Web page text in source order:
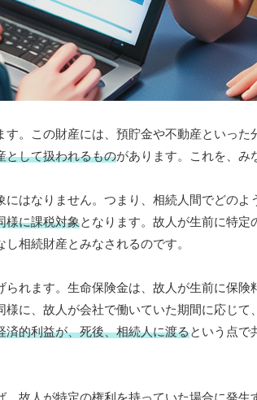
。この財産には、預貯金や不動産といった
として扱われるものがあります。これを、み
はなりません。つまり、相続人間でどのよ
様に課税対象となります。故人が生前に特
相続財産とみなされるのです。
れます。生命保険金は、故人が生前に保険
に、故人が会社で働いていた期間に応じて
的利益が、死後、相続人に渡るという点で
故人が特定の権利を持っていた場合に発生